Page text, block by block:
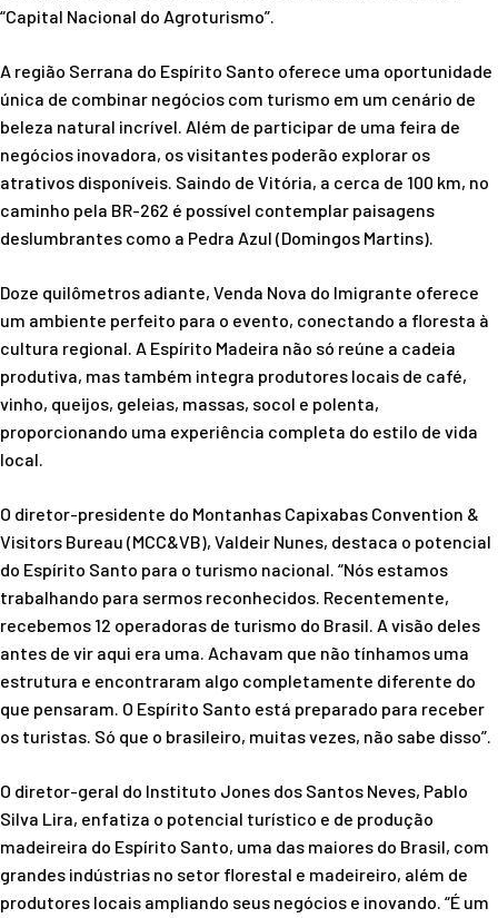
“Capital Nacional do Agroturismo”.
A região Serrana do Espírito Santo oferece uma oportunidade
única de combinar negócios com turismo em um cenário de
beleza natural incrível. Além de participar de uma feira de
negócios inovadora, os visitantes poderão explorar os
atrativos disponíveis. Saindo de Vitória, a cerca de 100 km, no
caminho pela BR-262 é possível contemplar paisagens
deslumbrantes como a Pedra Azul (Domingos Martins).
Doze quilômetros adiante, Venda Nova do Imigrante oferece
um ambiente perfeito para o evento, conectando a floresta à
cultura regional. A Espírito Madeira não só reúne a cadeia
produtiva, mas também integra produtores locais de café,
vinho, queijos, geleias, massas, socol e polenta,
proporcionando uma experiência completa do estilo de vida
local.
O diretor-presidente do Montanhas Capixabas Convention &
Visitors Bureau (MCC&VB), Valdeir Nunes, destaca o potencial
do Espírito Santo para o turismo nacional. “Nós estamos
trabalhando para sermos reconhecidos. Recentemente,
recebemos 12 operadoras de turismo do Brasil. A visão deles
antes de vir aqui era uma. Achavam que não tínhamos uma
estrutura e encontraram algo completamente diferente do
que pensaram. O Espírito Santo está preparado para receber
os turistas. Só que o brasileiro, muitas vezes, não sabe disso”.
O diretor-geral do Instituto Jones dos Santos Neves, Pablo
Silva Lira, enfatiza o potencial turístico e de produção
madeireira do Espírito Santo, uma das maiores do Brasil, com
grandes indústrias no setor florestal e madeireiro, além de
produtores locais ampliando seus negócios e inovando. “É um